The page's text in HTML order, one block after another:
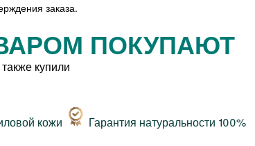
заказа.
ПОКУПАЮТ
также купили
Гарантия натуральности 100%